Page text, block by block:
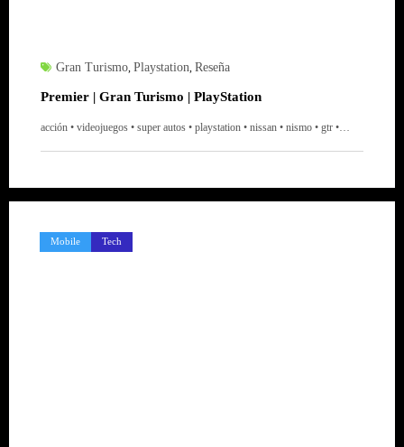
Gran Turismo, Playstation, Reseña
Premier | Gran Turismo | PlayStation
acción • videojuegos • super autos • playstation • nissan • nismo • gtr •…
Mobile Tech